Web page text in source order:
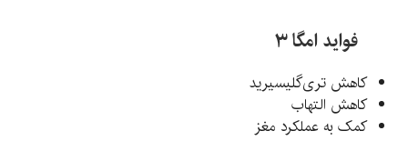
فواید امگا ۳
کاهش تری‌گلیسیرید
کاهش التهاب
کمک به عملکرد مغز